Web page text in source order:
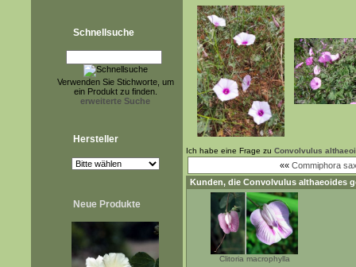
Schnellsuche
Verwenden Sie Stichworte, um
ein Produkt zu finden.
erweiterte Suche
Hersteller
Neue Produkte
Ich habe eine Frage zu Convolvulus
«« Commiphora
Kunden, die Convolvulus althaeoides
Clitoria macrophylla